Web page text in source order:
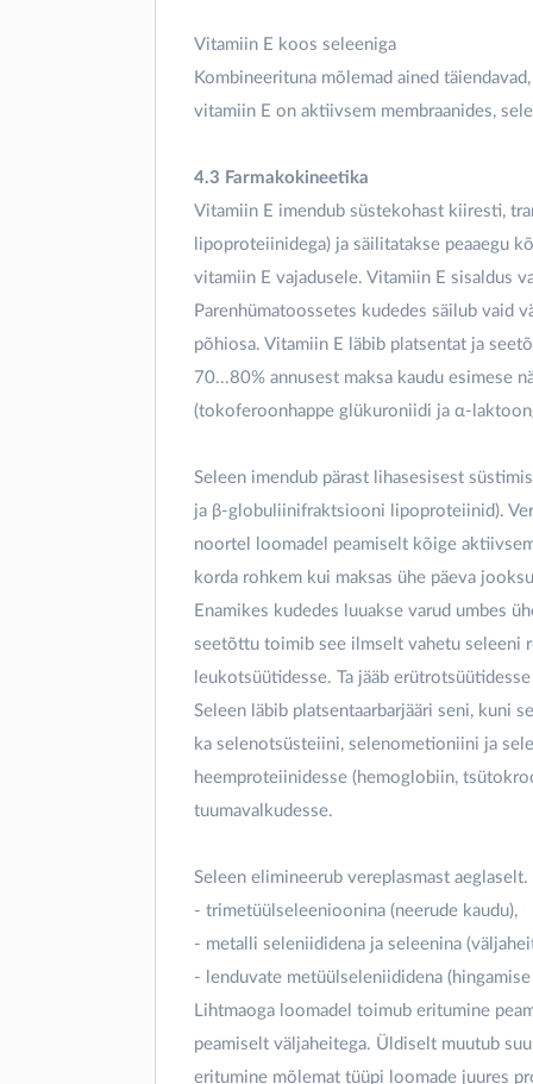
Vitamiin E koos seleeniga
Kombineerituna mõlemad ained
vitamiin E on aktiivsem membraanides,
4.3 Farmakokineetika
Vitamiin E imendub süstekohast kiiresti,
lipoproteiinidega) ja säilitatakse peaaegu
vitamiin E vajadusele. Vitamiin E sisaldus
Parenhümatoossetes kudedes säilub vaid
põhiosa. Vitamiin E läbib platsentat ja
70...80% annusest maksa kaudu esimese
(tokoferoonhappe glükuroniidi ja α-
Seleen imendub pärast lihasesisest
ja β-globuliinifraktsiooni lipoproteiinid).
noortel loomadel peamiselt kõige
korda rohkem kui maksas ühe päeva
Enamikes kudedes luuakse varud umbes
seetõttu toimib see ilmselt vahetu seleeni
leukotsüütidesse. Ta jääb
Seleen läbib platsentaarbarjääri seni, kuni
ka selenotsüsteiini, selenometioniini ja
heemproteiinidesse (hemoglobiin,
tuumavalkudesse.
Seleen elimineerub vereplasmast
- trimetüülseleenioonina (neerude kaudu),
- metalli seleniididena ja seleenina
- lenduvate metüülseleniididena (hingamise
Lihtmaoga loomadel toimub eritumine
peamiselt väljaheitega. Üldiselt muutub
eritumine mõlemat tüüpi loomade juures